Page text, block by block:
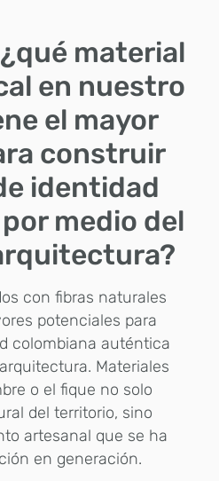
material
en nuestro
el mayor
construir
identidad
medio del
con fibras naturales
potenciales para
colombiana auténtica
Materiales
o el fique no solo
del territorio, sino
artesanal que se ha
en generación.